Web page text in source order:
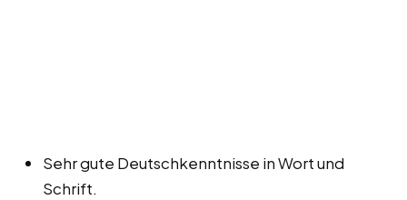
Sehr gute Deutschkenntnisse in Wort und
Schrift.